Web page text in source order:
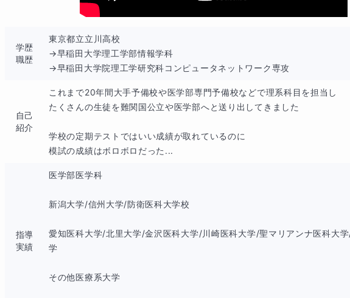
「より簡単に」「より迅速に」「より正確に」解くための手法を勉強していきま
本来学問には明確な分野の境界線はありません
学習を容易にするためそこに線引きしただけのものです
例えば一見すると数Aの平面図形の問題のようにみえても
実際には数Ⅰの三角比、数Ⅱの図形と方程式や数Bベクトルなどを使うと
学歴
職歴
東京都立立川高校
→早稲田大学理工学部情報学科
→早稲田大学院理工学研究科コンピュータネットワーク専攻
自己
紹介
これまで20年間大手予備校や医学部専門予備校などで理系科目を担当し
たくさんの生徒を難関国公立や医学部へと送り出してきました
学校の定期テストではいい成績が取れているのに
模試の成績はボロボロだった...
指導
実績
医学部医学科
新潟大学/信州大学/防衛医科大学校
愛知医科大学/北里大学/金沢医科大学/川崎医科大学/聖マリアンナ医科大
学
その他医療系大学